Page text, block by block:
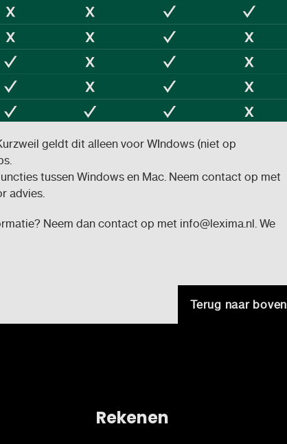
geldt dit alleen voor WIndows (niet op
tussen Windows en Mac. Neem contact op met
advies.
Neem dan contact op met info@lexima.nl. We
Terug naar boven
Rekenen